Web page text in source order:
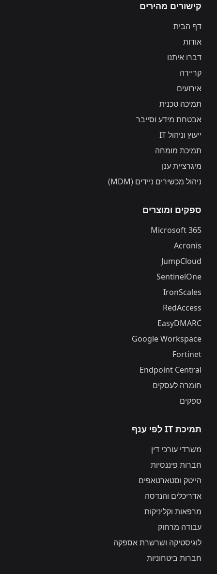
קישורים מהירים
דף הבית
אודות
דברו איתנו
קריירה
אירועים
תמיכה טכנית
אבטחת מידע וסייבר
ייעוץ וניהול IT
תמיכת מומחה
מיגרציית ענן
ניהול מכשירים ניידים (MDM)
ספקים ומוצרים
Microsoft 365
Acronis
JumpCloud
SentinelOne
IronScales
RedAccess
EasyDMARC
Google Workspace
Fortinet
Endpoint Central
חומרה לעסקים
ספקים
תמיכת IT לפי ענף
משרדי עורכי דין
חברות פיננסיות
הייטק וסטארטאפים
אדריכלים והנדסה
מרפאות וקליניקות
עבודה מרחוק
לוגיסטיקה ושרשרת אספקה
חברות ביטחוניות